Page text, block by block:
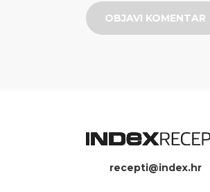
OBJAVI KOMENTAR
recepti@index.hr